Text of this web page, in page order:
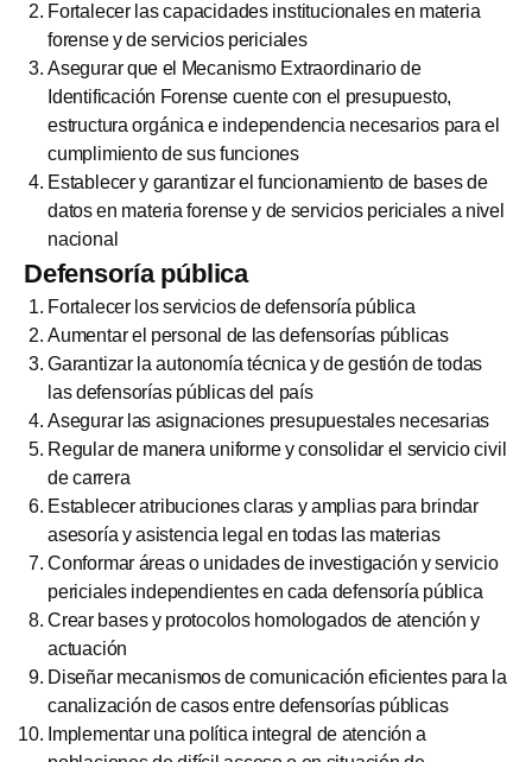
Fortalecer las capacidades institucionales en materia
forense y de servicios periciales
Asegurar que el Mecanismo Extraordinario de
Identificación Forense cuente con el presupuesto,
estructura orgánica e independencia necesarios para el
cumplimiento de sus funciones
Establecer y garantizar el funcionamiento de bases de
datos en materia forense y de servicios periciales a nivel
nacional
Defensoría pública
Fortalecer los servicios de defensoría pública
Aumentar el personal de las defensorías públicas
Garantizar la autonomía técnica y de gestión de todas
las defensorías públicas del país
Asegurar las asignaciones presupuestales necesarias
Regular de manera uniforme y consolidar el servicio civil
de carrera
Establecer atribuciones claras y amplias para brindar
asesoría y asistencia legal en todas las materias
Conformar áreas o unidades de investigación y servicio
periciales independientes en cada defensoría pública
Crear bases y protocolos homologados de atención y
actuación
Diseñar mecanismos de comunicación eficientes para la
canalización de casos entre defensorías públicas
Implementar una política integral de atención a